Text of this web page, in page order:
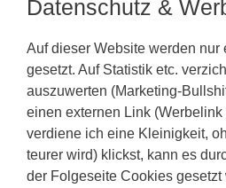
Blähungen durch Milch entstehen
Bestandteil der Milch: Laktose.
Menschen noch sehr viel mehr
entwickelt sich eine
keine Laktase mehr herstellt.
Auf der ganzen Erde gibt es nicht
Datenschutz &
Auf dieser Website werden
gesetzt. Auf Statistik etc.
auszuwerten (Marketing-
einen externen Link (Werbelink
verdiene ich eine Kleinigkeit,
teurer wird) klickst, kann es
der Folgeseite Cookies gesetzt